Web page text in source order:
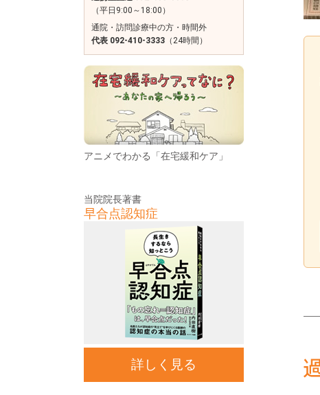
（平日9:00～18:00）
通院・訪問診療中の方・時間外
代表 092-410-3333 （24時間）
アニメでわかる「在宅緩和ケア」
当院院長著書
早合点認知症
詳しく見る